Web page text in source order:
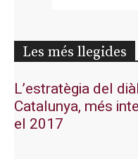
Les més llegides
L’estratègia del
Catalunya, més
el 2017